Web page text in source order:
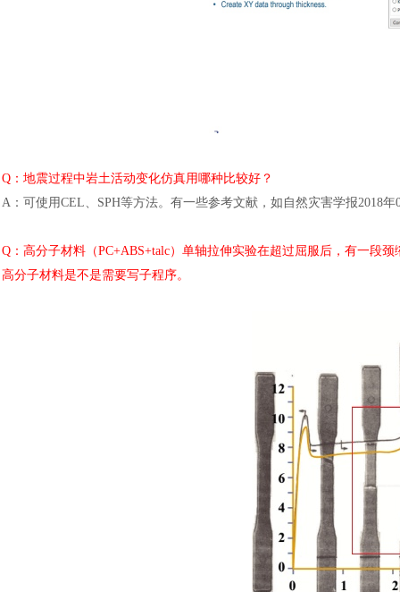
Q：地震过程中岩土活动变化仿真用哪种比较好？
A：可使用CEL、SPH等方法。有一些参考文献，如自然灾害学报2018
Q：高分子材料（PC+ABS+talc）单轴拉伸实验在超过屈服后，有一段
高分子材料是不是需要写子程序。
汽车交通